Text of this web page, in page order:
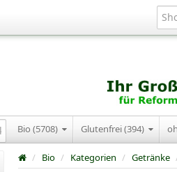
Bio (5708) Glutenfrei (394)
/ Bio / Kategorien / Getränke